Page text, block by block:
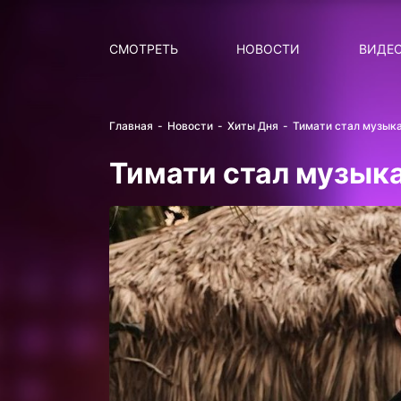
СМОТРЕТЬ НОВОСТИ
Главная Новости Хиты Дня Тимати стал
Тимати стал